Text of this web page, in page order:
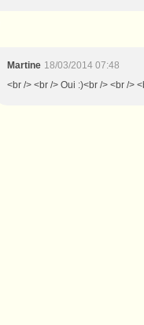
Martine 18/03/2014 07:48
<br /> <br /> Oui :)<br /> <br />